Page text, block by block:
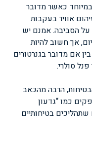
במיוחד כאשר מדובר
אוויר בעקבות
הסביבה. אמנם יש
אך חשוב להיות
אם מדובר בגנרטורים
סולרי.
הרבה מהכאב
כמו “גדעון
שתהליכים בטיחותיים